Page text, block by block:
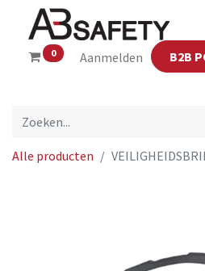
0 Aanmelden B2B
Alle producten